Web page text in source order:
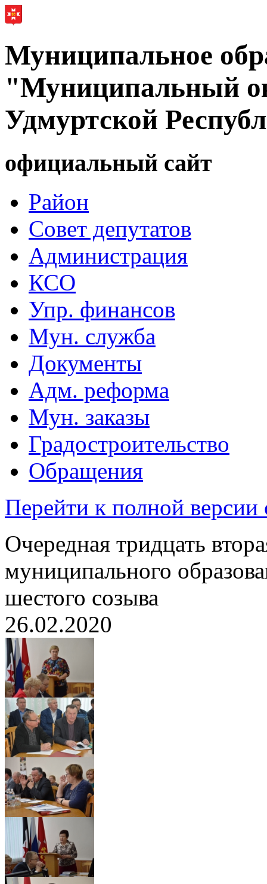
Муниципальное
"Муниципальный
Удмуртской
официальный сайт
Район
Совет депутатов
Администрация
КСО
Упр. финансов
Мун. служба
Документы
Адм. реформа
Мун. заказы
Градостроительство
Обращения
Перейти к полной версии
Очередная тридцать
муниципального
шестого созыва
26.02.2020